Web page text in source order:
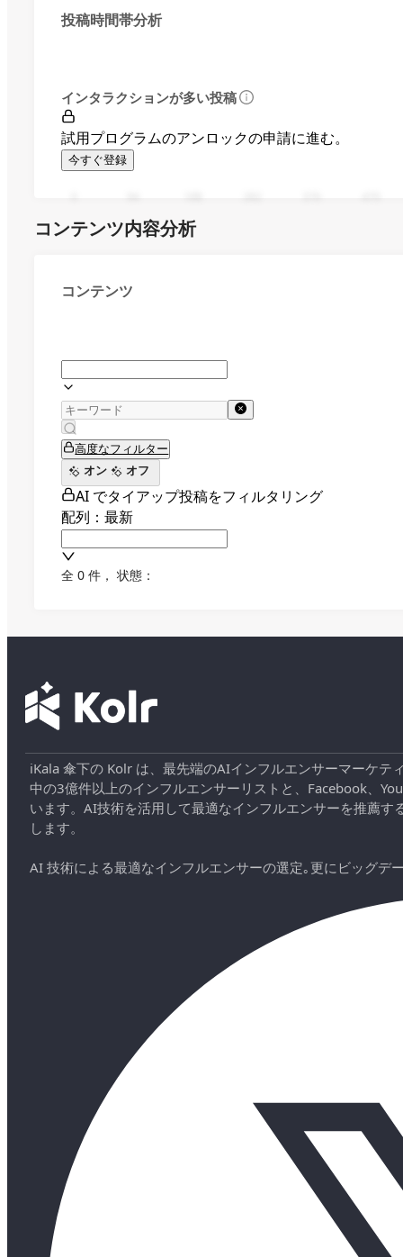
投稿時間帯分析
インタラクションが多い投稿
試用プログラムのアンロックの申請に進む。
今すぐ登録
コンテンツ内容分析
コンテンツ
高度なフィルター
オン
オフ
AI でタイアップ投稿をフィルタリング
配列：最新
全 0 件 ， 状態：
iKala 傘下の Kolr は、最先端のAIインフルエンサーマーケ
中の3億件以上のインフルエンサーリストと、Facebook、
います。AI技術を活用して最適なインフルエンサーを推薦
します。
AI 技術による最適なインフルエンサーの選定｡更にビッグデ